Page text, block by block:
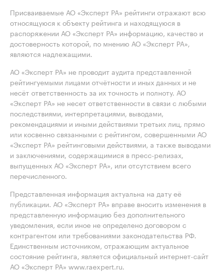
Присваиваемые АО «Эксперт РА» рейтинги отражают всю
относящуюся к объекту рейтинга и находящуюся в
распоряжении АО «Эксперт РА» информацию, качество и
достоверность которой, по мнению АО «Эксперт РА»,
являются надлежащими.
АО «Эксперт РА» не проводит аудита представленной
рейтингуемыми лицами отчётности и иных данных и не
несёт ответственность за их точность и полноту. АО
«Эксперт РА» не несет ответственности в связи с любыми
последствиями, интерпретациями, выводами,
рекомендациями и иными действиями третьих лиц, прямо
или косвенно связанными с рейтингом, совершенными АО
«Эксперт РА» рейтинговыми действиями, а также выводами
и заключениями, содержащимися в пресс-релизах,
выпущенных АО «Эксперт РА», или отсутствием всего
перечисленного.
Представленная информация актуальна на дату её
публикации. АО «Эксперт РА» вправе вносить изменения в
представленную информацию без дополнительного
уведомления, если иное не определено договором с
контрагентом или требованиями законодательства РФ.
Единственным источником, отражающим актуальное
состояние рейтинга, является официальный интернет-сайт
АО «Эксперт РА» www.raexpert.ru.